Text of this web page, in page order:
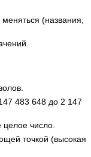
(названия,
483 648 до 2 147
число.
точкой (высокая